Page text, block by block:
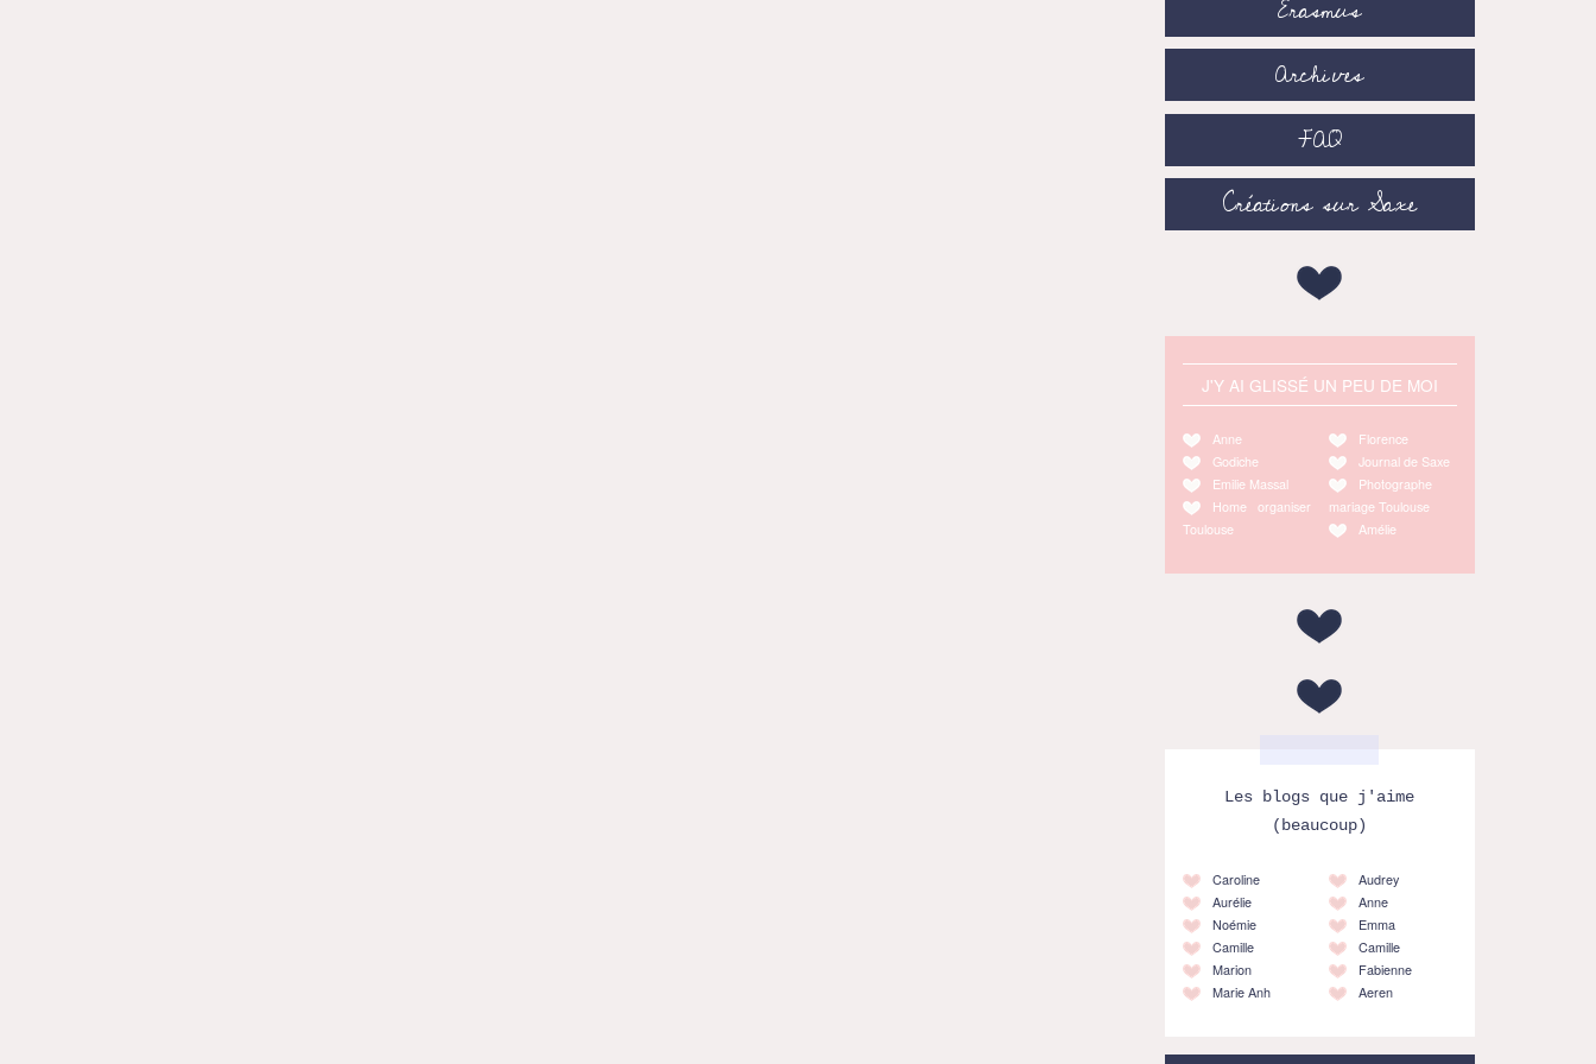
Erasmus
Archives
FAQ
Créations sur Saxe
J'Y AI GLISSÉ UN PEU DE MOI
Anne
Godiche
Emilie Massal
Home organiser
Toulouse
Florence
Journal de Saxe
Photographe
mariage Toulouse
Amélie
Les blogs que j'aime
(beaucoup)
Caroline
Aurélie
Noémie
Camille
Marion
Marie Anh
Audrey
Anne
Emma
Camille
Fabienne
Aeren